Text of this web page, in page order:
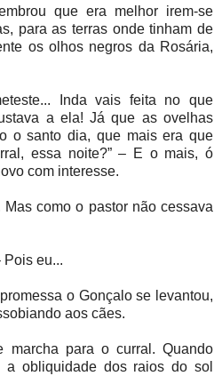
que era melhor irem-se
para as terras onde tinham de
os olhos negros da Rosária,
Inda vais feita no que
a ela! Já que as ovelhas
o santo dia, que mais era que
essa noite?” – E o mais, ó
com interesse.
como o pastor não cessava
Pois eu...
o Gonçalo se levantou,
aos cães.
marcha para o curral. Quando
a obliquidade dos raios do sol